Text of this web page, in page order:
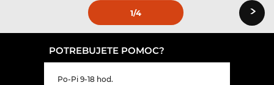
1/4 ›
POTREBUJETE POMOC?
Po-Pi 9-18 hod.